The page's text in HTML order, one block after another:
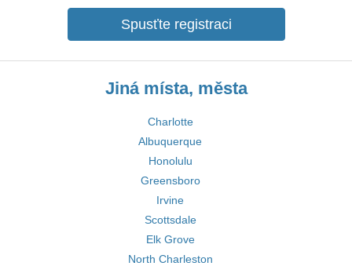
Spusťte registraci
Jiná místa, města
Charlotte
Albuquerque
Honolulu
Greensboro
Irvine
Scottsdale
Elk Grove
North Charleston